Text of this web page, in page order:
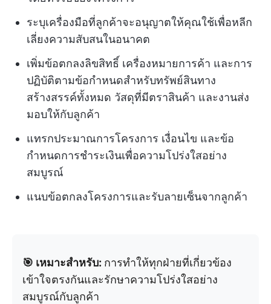
ระบุเครื่องมือที่ลูกค้าจะอนุญาตให้คุณใช้เพื่อหลีก
เลี่ยงความสับสนในอนาคต
เพิ่มข้อตกลงลิขสิทธิ์ เครื่องหมายการค้า และการ
ปฏิบัติตามข้อกำหนดสำหรับทรัพย์สินทาง
สร้างสรรค์ทั้งหมด วัสดุที่มีตราสินค้า และงานส่ง
มอบให้กับลูกค้า
แทรกประมาณการโครงการ เงื่อนไข และข้อ
กำหนดการชำระเงินเพื่อความโปร่งใสอย่าง
สมบูรณ์
แนบข้อตกลงโครงการและรับลายเซ็นจากลูกค้า
🎯 เหมาะสำหรับ: การทำให้ทุกฝ่ายที่เกี่ยวข้อง
เข้าใจตรงกันและรักษาความโปร่งใสอย่าง
สมบูรณ์กับลูกค้า